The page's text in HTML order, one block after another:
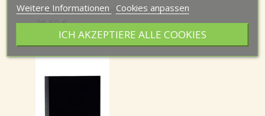
Marqués de Murrieta Reserva 2019
26,50 €
Weitere Informationen Cookies anpassen
ICH AKZEPTIERE ALLE COOKIES